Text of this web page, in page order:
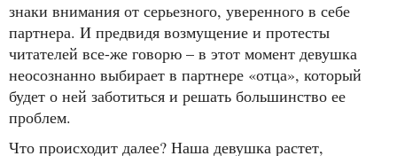
знаки внимания от серьезного, уверенного в себе
партнера. И предвидя возмущение и протесты
читателей все-же говорю – в этот момент девушка
неосознанно выбирает в партнере «отца», который
будет о ней заботиться и решать большинство ее
проблем.
Что происходит далее? Наша девушка растет,